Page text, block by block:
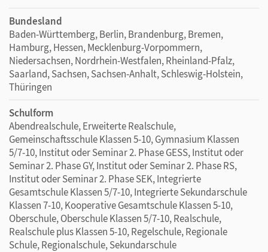
Bundesland
Baden-Württemberg, Berlin, Brandenburg, Bremen,
Hamburg, Hessen, Mecklenburg-Vorpommern,
Niedersachsen, Nordrhein-Westfalen, Rheinland-Pfalz,
Saarland, Sachsen, Sachsen-Anhalt, Schleswig-Holstein,
Thüringen
Schulform
Abendrealschule, Erweiterte Realschule,
Gemeinschaftsschule Klassen 5-10, Gymnasium Klassen
5/7-10, Institut oder Seminar 2. Phase GESS, Institut oder
Seminar 2. Phase GY, Institut oder Seminar 2. Phase RS,
Institut oder Seminar 2. Phase SEK, Integrierte
Gesamtschule Klassen 5/7-10, Integrierte Sekundarschule
Klassen 7-10, Kooperative Gesamtschule Klassen 5-10,
Oberschule, Oberschule Klassen 5/7-10, Realschule,
Realschule plus Klassen 5-10, Regelschule, Regionale
Schule, Regionalschule, Sekundarschule